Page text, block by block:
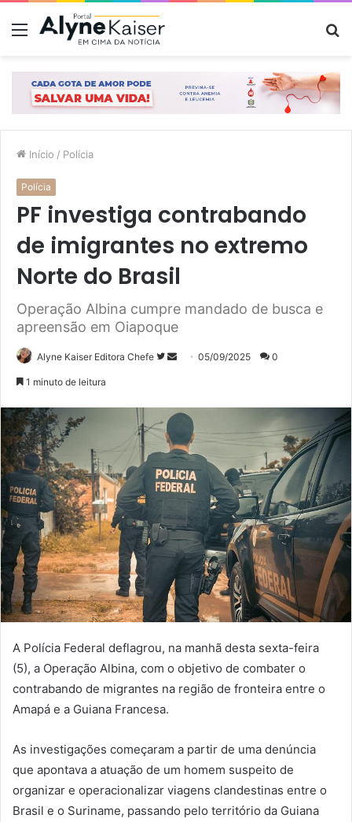
Menu
Início / Polícia
Polícia
PF investiga contrabando
de imigrantes no extremo
Norte do Brasil
Operação Albina cumpre mandado de busca e
apreensão em Oiapoque
Alyne Kaiser Editora Chefe
SigaMande
mail
05/09/2025 0
1 minuto de leitura
A Polícia Federal deflagrou, na manhã desta sexta-feira
(5), a Operação Albina, com o objetivo de combater o
contrabando de migrantes na região de fronteira entre o
Amapá e a Guiana Francesa.
As investigações começaram a partir de uma denúncia
que apontava a atuação de um homem suspeito de
organizar e operacionalizar viagens clandestinas entre o
Brasil e o Suriname, passando pelo território da Guiana